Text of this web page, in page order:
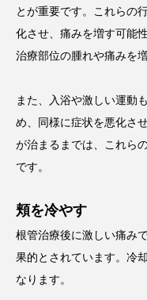
とが重要です。これらの
化させ、痛みを増す可能
治療部位の腫れや痛みを
また、入浴や激しい運動
め、同様に症状を悪化さ
が治まるまでは、これら
です。
頬を冷やす
根管治療後に激しい痛み
果的とされています。冷
なります。